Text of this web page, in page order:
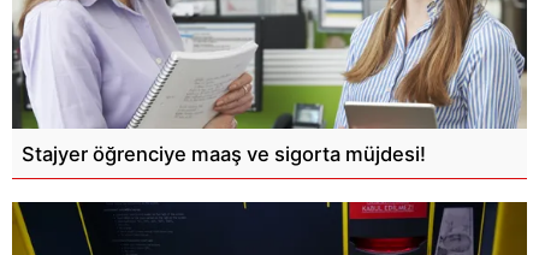
Stajyer öğrenciye maaş ve sigorta müjdesi!